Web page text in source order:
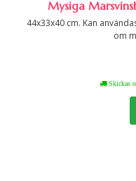
Mysiga
44x33x40 cm. Kan
om
Skickas